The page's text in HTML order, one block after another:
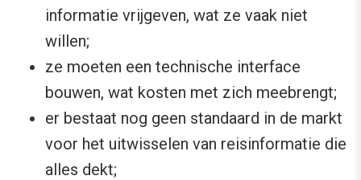
informatie vrijgeven, wat ze vaak niet
willen;
ze moeten een technische interface
bouwen, wat kosten met zich meebrengt;
er bestaat nog geen standaard in de markt
voor het uitwisselen van reisinformatie die
alles dekt;